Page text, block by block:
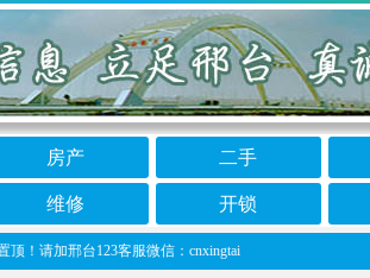
房产 二手
维修 开锁
请加邢台123客服微信：cnxingtai